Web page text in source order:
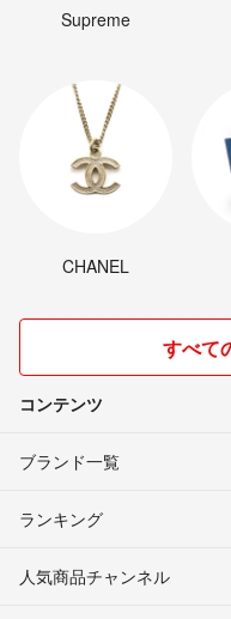
Supreme
CHANEL
すべて
コンテンツ
ブランド一覧
ランキング
人気商品チャンネル